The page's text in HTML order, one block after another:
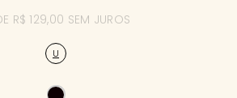
R$ 129,00 SEM JUROS
U